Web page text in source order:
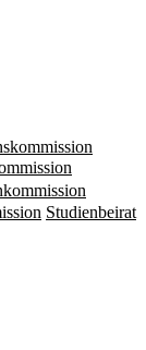
Studienbeirat